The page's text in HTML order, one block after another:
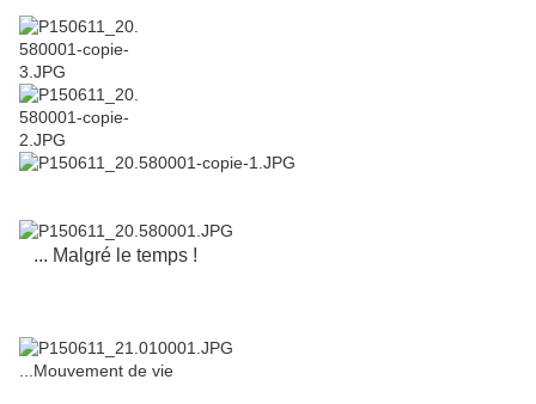
... Malgré le temps !
...Mouvement de vie